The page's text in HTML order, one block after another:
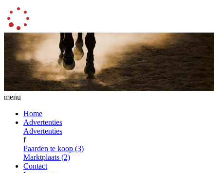
menu
Home
Advertenties
Advertenties
f
Paarden te koop (3)
Marktplaats (2)
Contact